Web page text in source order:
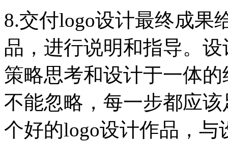
8.交付logo设计最终成果
品，进行说明和指导。
策略思考和设计于一体
不能忽略，每一步都应
个好的logo设计作品，